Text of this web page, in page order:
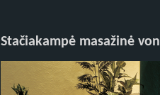
Stačiakampė masažinė